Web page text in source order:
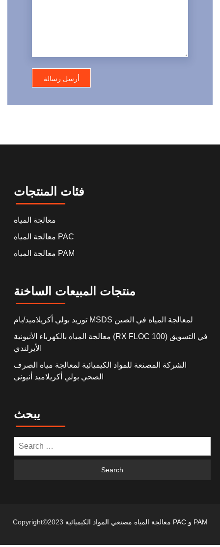
فئات المنتجات
معالجة المياه
معالجة المياه PAC
معالجة المياه PAM
منتجات المبيعات الساخنة
توريد بولي أكريلاميد/بام MSDS لمعالجة المياه في الصين
معالجة المياه بالكهرباء الأنيونية (RX FLOC 100) في التسويق
الأيرلندي
الشركة المصنعة للمواد الكيميائية لمعالجة مياه الصرف
الصحي بولي أكريلاميد أنيوني
يبحث
Copyright©2023 معالجة المياه مصنعي المواد الكيميائية PAC و PAM